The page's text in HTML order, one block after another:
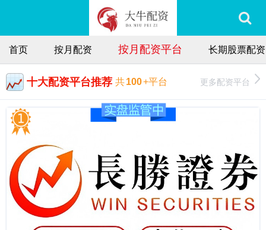
首页 按月配资 按月配资平台 长期股票配资
十大配资平台推荐 共100+平台 更多配资平台